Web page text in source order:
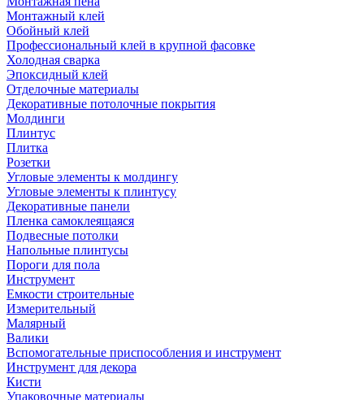
Монтажный клей
Обойный клей
Профессиональный клей в крупной фасовке
Холодная сварка
Эпоксидный клей
Отделочные материалы
Декоративные потолочные покрытия
Молдинги
Плинтус
Плитка
Розетки
Угловые элементы к молдингу
Угловые элементы к плинтусу
Декоративные панели
Пленка самоклеящаяся
Подвесные потолки
Напольные плинтусы
Пороги для пола
Инструмент
Емкости строительные
Измерительный
Малярный
Валики
Вспомогательные приспособления и инструмент
Инструмент для декора
Кисти
Упаковочные материалы